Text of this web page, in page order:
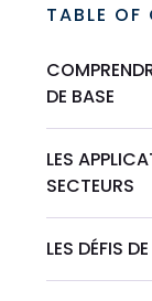
TABLE OF
DE BASE
LES
SECTEURS
LES DÉFIS